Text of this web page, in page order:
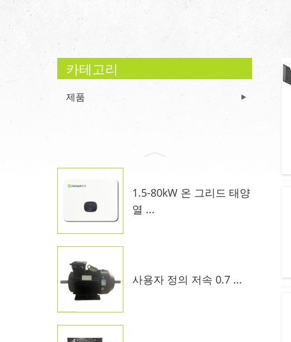
카테고리
제품
1.5-80kW 온 그리드 태양
열 ...
사용자 정의 저속 0.7 ...